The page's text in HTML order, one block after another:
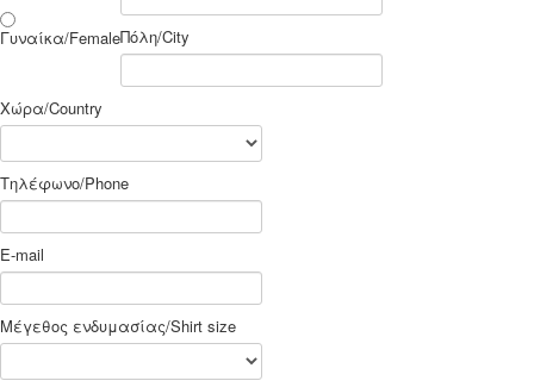
Γυναίκα/FemaleΠόλη/City
Χώρα/Country
Τηλέφωνο/Phone
E-mail
Μέγεθος ενδυμασίας/Shirt size